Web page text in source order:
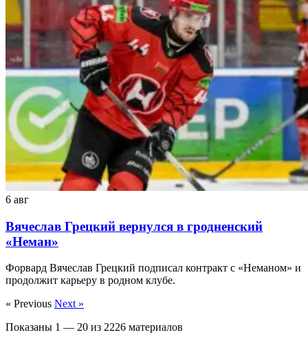
6 авг
Вячеслав Грецкий вернулся в гродненский
«Неман»
Форвард Вячеслав Грецкий подписал контракт с «Неманом» и
продолжит карьеру в родном клубе.
« Previous Next »
Показаны 1 — 20 из 2226 материалов